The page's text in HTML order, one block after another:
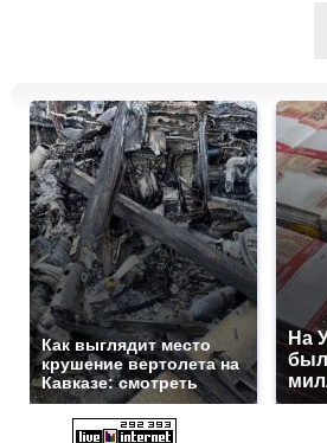
Как выглядит место
крушение вертолета на
Кавказе: смотреть
На